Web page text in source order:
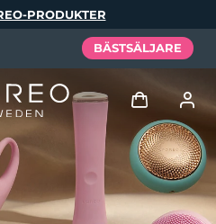
PRODUKTER
BÄSTSÄLJARE
Logga in
Användarprofil